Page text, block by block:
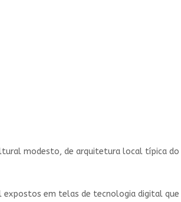
modesto, de arquitetura local típica
em telas de tecnologia digital